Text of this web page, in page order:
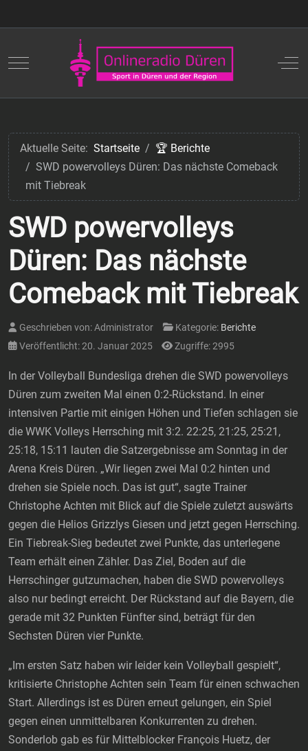
Mobile Menu Toggle Off-
Aktuelle Seite: Startseite
🏆 Berichte
SWD powervolleys Düren: Das nächste Comeback
mit Tiebreak
SWD powervolleys
Düren: Das nächste
Comeback mit Tiebreak
Geschrieben von:Administrator Kategorie: Berichte
Veröffentlicht: 20. Januar 2025
Zugriffe: 2995
In der Volleyball Bundesliga drehen die SWD powervolleys
Düren zum zweiten Mal einen 0:2-Rückstand. In einer
intensiven Partie mit einigen Höhen und Tiefen schlagen sie
die WWK Volleys Herrsching mit 3:2. 22:25, 21:25, 25:21,
25:18, 15:11 lauten die Satzergebnisse am Sonntag in der
Arena Kreis Düren. „Wir liegen zwei Mal 0:2 hinten und
drehen sie Spiele noch. Das ist gut“, sagte Trainer
Christophe Achten mit Blick auf die Spiele zuletzt auswärts
gegen die Helios Grizzlys Giesen und jetzt gegen Herrsching.
Ein Tiebreak-Sieg bedeutet zwei Punkte, das unterlegene
Team erhält einen Zähler. Das Ziel, Boden auf die
Herrschinger gutzumachen, haben die SWD powervolleys
also nur bedingt erreicht. Der Rückstand auf die Bayern, die
gerade mit 32 Punkten Fünfter sind, beträgt für den
Sechsten Düren vier Punkte.
„Im ersten Satz haben wir leider kein Volleyball gespielt“,
kritisierte Christophe Achten sein Team für einen schwachen
Start. Allerdings ist es Düren erneut gelungen, ein Spiel
gegen einen unmittelbaren Konkurrenten zu drehen.
Sonderlob gab es für Mittelblocker François Huetz, der